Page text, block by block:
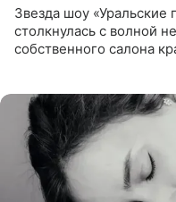
Звезда шоу
столкнулась с волной
собственного салона